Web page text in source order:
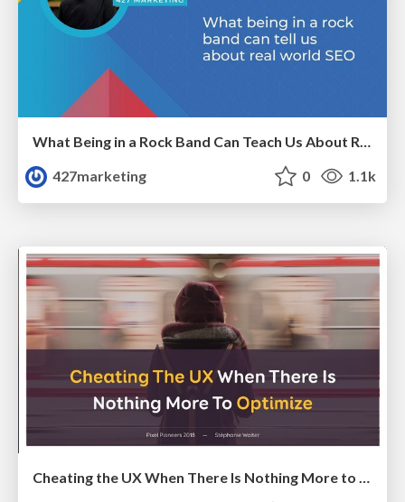
427marketing
0 1.1k
Cheating the UX When There Is Nothing More to Optimize - PixelPioneers